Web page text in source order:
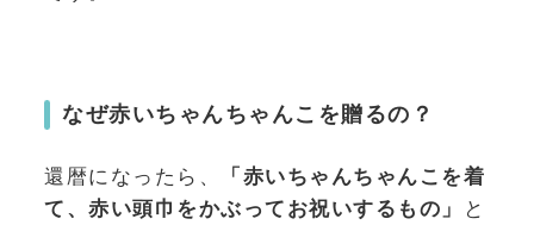
なぜ赤いちゃんちゃんこを贈るの？
還暦になったら、
「赤いちゃんちゃんこを着
て、赤い頭巾をかぶってお祝いするもの」
と